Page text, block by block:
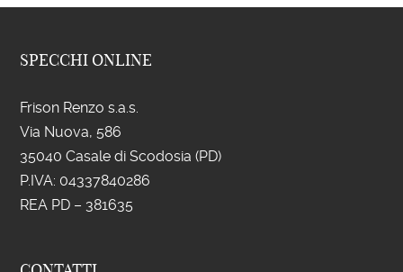
SPECCHI ONLINE
Frison Renzo s.a.s.
Via Nuova, 586
35040 Casale di Scodosia (PD)
P.IVA: 04337840286
REA PD – 381635